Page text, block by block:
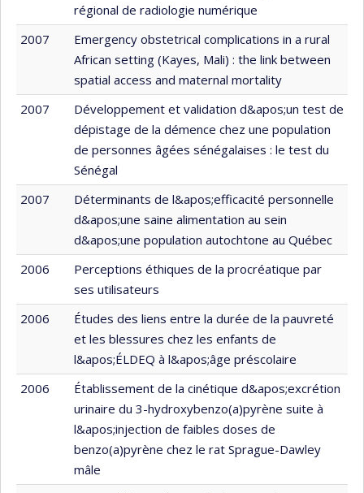
régional de radiologie numérique
2007
Emergency obstetrical complications in a rural
African setting (Kayes, Mali) : the link between
spatial access and maternal mortality
2007
Développement et validation d&apos;un test de
dépistage de la démence chez une population
de personnes âgées sénégalaises : le test du
Sénégal
2007
Déterminants de l&apos;efficacité personnelle
d&apos;une saine alimentation au sein
d&apos;une population autochtone au Québec
2006
Perceptions éthiques de la procréatique par
ses utilisateurs
2006
Études des liens entre la durée de la pauvreté
et les blessures chez les enfants de
l&apos;ÉLDEQ à l&apos;âge préscolaire
2006
Établissement de la cinétique d&apos;excrétion
urinaire du 3-hydroxybenzo(a)pyrène suite à
l&apos;injection de faibles doses de
benzo(a)pyrène chez le rat Sprague-Dawley
mâle